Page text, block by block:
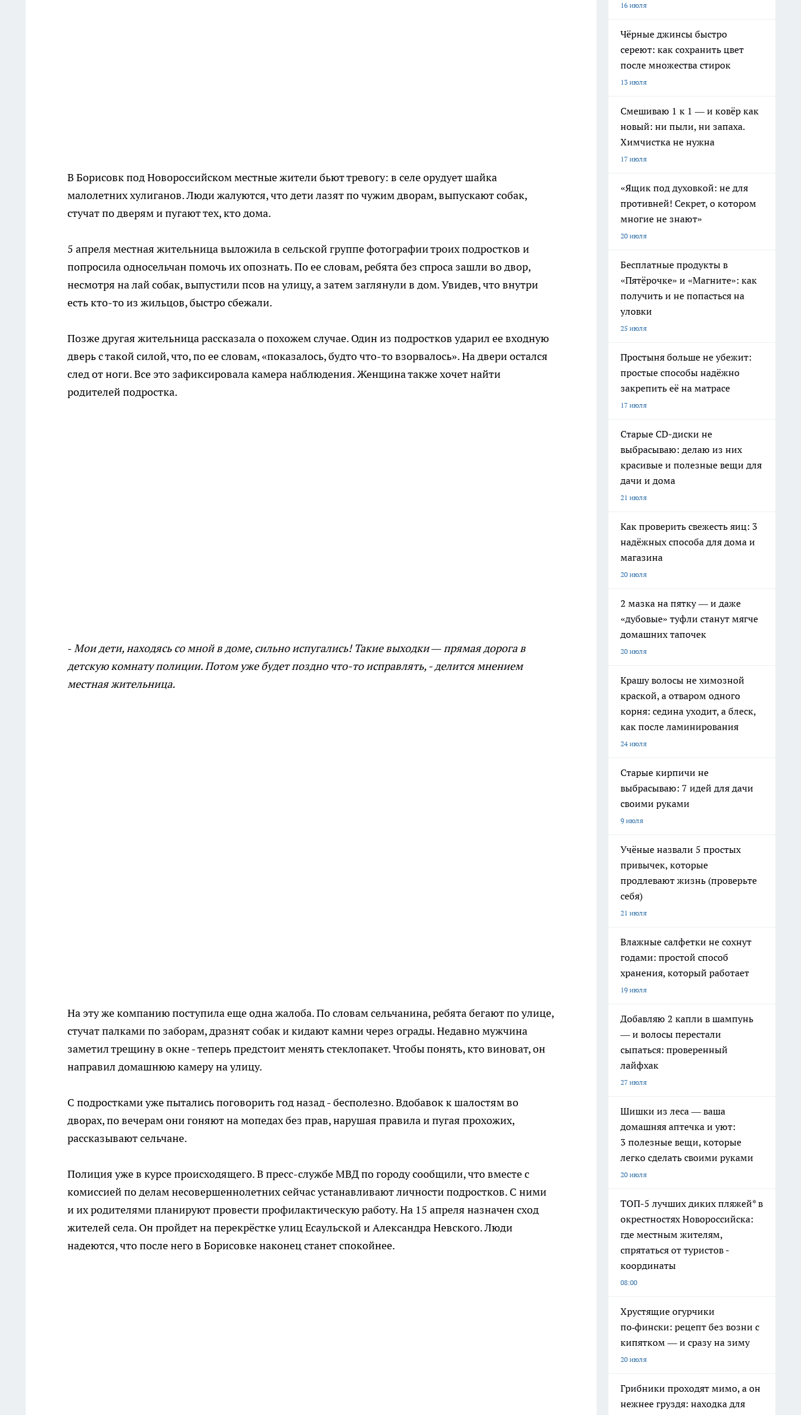
В Борисовк под Новороссийском местные жители бьют тревогу: в селе орудует шайка
малолетних хулиганов. Люди жалуются, что дети лазят по чужим дворам, выпускают собак,
стучат по дверям и пугают тех, кто дома.
5 апреля местная жительница выложила в сельской группе фотографии троих подростков и
попросила односельчан помочь их опознать. По ее словам, ребята без спроса зашли во двор,
несмотря на лай собак, выпустили псов на улицу, а затем заглянули в дом. Увидев, что внутри
есть кто-то из жильцов, быстро сбежали.
Позже другая жительница рассказала о похожем случае. Один из подростков ударил ее входную
дверь с такой силой, что, по ее словам, «показалось, будто что-то взорвалось». На двери остался
след от ноги. Все это зафиксировала камера наблюдения. Женщина также хочет найти
родителей подростка.
-Мои дети, находясь со мной в доме, сильно испугались! Такие выходки — прямая дорога в
детскую комнату полиции. Потом уже будет поздно что-то исправлять, - делится мнением
местная жительница.
На эту же компанию поступила еще одна жалоба. По словам сельчанина, ребята бегают по улице,
стучат палками по заборам, дразнят собак и кидают камни через ограды. Недавно мужчина
заметил трещину в окне - теперь предстоит менять стеклопакет. Чтобы понять, кто виноват, он
направил домашнюю камеру на улицу.
С подростками уже пытались поговорить год назад - бесполезно. Вдобавок к шалостям во
дворах, по вечерам они гоняют на мопедах без прав, нарушая правила и пугая прохожих,
рассказывают сельчане.
Полиция уже в курсе происходящего. В пресс-службе МВД по городу сообщили, что вместе с
комиссией по делам несовершеннолетних сейчас устанавливают личности подростков. С ними
и их родителями планируют провести профилактическую работу. На 15 апреля назначен сход
жителей села. Он пройдет на перекрёстке улиц Есаульской и Александра Невского. Люди
надеются, что после него в Борисовке наконец станет спокойнее.
16 июля
Чёрные джинсы быстро
сереют: как сохранить цвет
после множества стирок
13 июля
Смешиваю 1 к 1 — и ковёр как
новый: ни пыли, ни запаха.
Химчистка не нужна
17 июля
«Ящик под духовкой: не для
противней! Секрет, о котором
многие не знают»
20 июля
Бесплатные продукты в
«Пятёрочке» и «Магните»: как
получить и не попасться на
уловки
25 июля
Простыня больше не убежит:
простые способы надёжно
закрепить её на матрасе
17 июля
Старые CD-диски не
выбрасываю: делаю из них
красивые и полезные вещи для
дачи и дома
21 июля
Как проверить свежесть яиц: 3
надёжных способа для дома и
магазина
20 июля
2 мазка на пятку — и даже
«дубовые» туфли станут мягче
домашних тапочек
20 июля
Крашу волосы не химозной
краской, а отваром одного
корня: седина уходит, а блеск,
как после ламинирования
24 июля
Старые кирпичи не
выбрасываю: 7 идей для дачи
своими руками
9 июля
Учёные назвали 5 простых
привычек, которые
продлевают жизнь (проверьте
себя)
21 июля
Влажные салфетки не сохнут
годами: простой способ
хранения, который работает
19 июля
Добавляю 2 капли в шампунь
— и волосы перестали
сыпаться: проверенный
лайфхак
27 июля
Шишки из леса — ваша
домашняя аптечка и уют:
3 полезные вещи, которые
легко сделать своими руками
20 июля
ТОП-5 лучших диких пляжей* в
окрестностях Новороссийска:
где местным жителям,
спрятаться от туристов -
координаты
08:00
Хрустящие огурчики
по‑фински: рецепт без возни с
кипятком — и сразу на зиму
20 июля
Грибники проходят мимо, а он
нежнее груздя: находка для